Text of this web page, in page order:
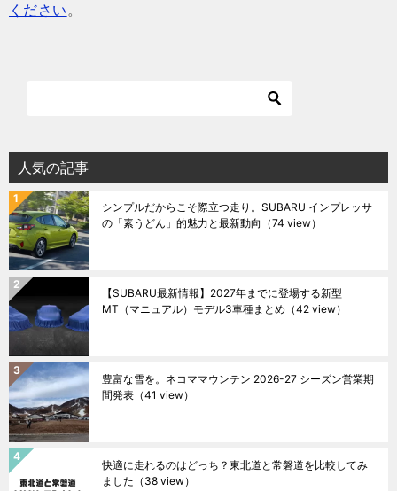
ください。
人気の記事
シンプルだからこそ際立つ走り。SUBARU インプレッサ
の「素うどん」的魅力と最新動向 （74 view）
【SUBARU最新情報】2027年までに登場する新型
MT（マニュアル）モデル3車種まとめ （42 view）
豊富な雪を。ネコママウンテン 2026-27 シーズン営業期
間発表 （41 view）
快適に走れるのはどっち？東北道と常磐道を比較してみ
ました （38 view）